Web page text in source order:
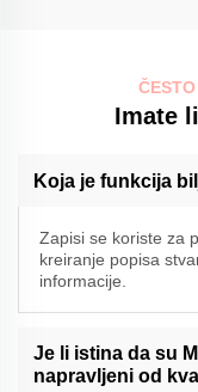
Imate
Koja je funkcija
Zapisi se koriste za
kreiranje popisa
informacije.
Je li istina da su
napravljeni od